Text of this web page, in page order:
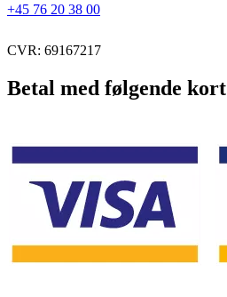
+45 76 20 38 00
CVR: 69167217
Betal med følgende kort